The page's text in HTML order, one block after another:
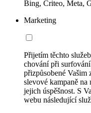
Bing, Criteo, Meta,
Marketing
Přijetím těchto
chování při
přizpůsobené Vašim
slevové kampaně
jejich úspěšnost. S
webu následující